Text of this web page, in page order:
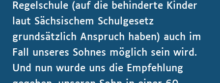
Regelschule (auf die behinderte Kinder
laut Sächsischem Schulgesetz
grundsätzlich Anspruch haben) auch im
Fall unseres Sohnes möglich sein wird.
Und nun wurde uns die Empfehlung